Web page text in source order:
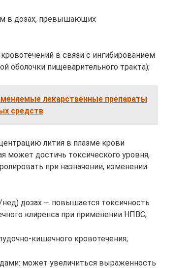
в дозах, превышающих
в связи с ингибированием
оболочки пищеварительного тракта);
лекарственные препараты
средств
лития в плазме крови
может достичь токсического уровня,
при назначении, изменении
дозах — повышается токсичность
клиренса при применении НПВС;
кишечного кровотечения;
может увеличиться выраженность